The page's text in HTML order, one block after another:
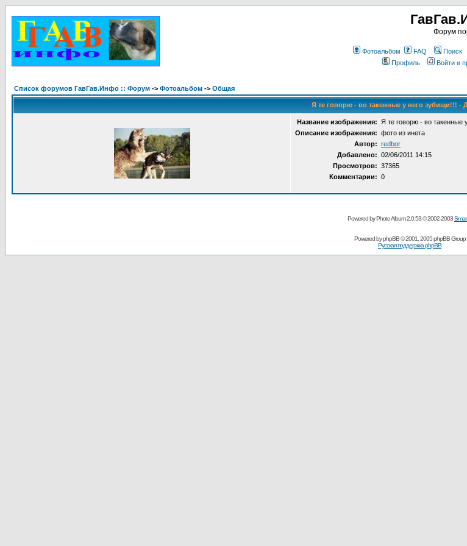
Форум
Фотоальбом FAQ Поиск
Профиль
Войти и
Список форумов ГавГав.Инфо :: Форум -> Фотоальбом -> Общая
Я те говорю - во такенные у него зубищи!!! -
Название изображения: Я те говорю - во такенные
Описание изображения: фото из инета
Автор: redbor
Добавлено: 02/06/2011 14:15
Просмотров: 37365
Комментарии: 0
Powered by Photo Album 2.0.53 © 2002-2003
Powered byphpBB© 2001, 2005 phpBB Group
Русская поддержка phpBB